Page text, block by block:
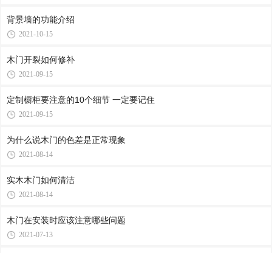
背景墙的功能介绍
2021-10-15
木门开裂如何修补
2021-09-15
定制橱柜要注意的10个细节 一定要记住
2021-09-15
为什么说木门的色差是正常现象
2021-08-14
实木木门如何清洁
2021-08-14
木门在安装时应该注意哪些问题
2021-07-13